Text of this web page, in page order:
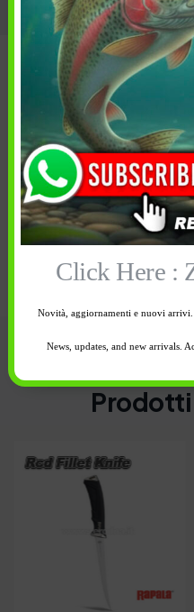
Nessuna descrizione
Click Here :
Novità, aggiornamenti e nuovi arrivi.
News, updates, and new arrivals.